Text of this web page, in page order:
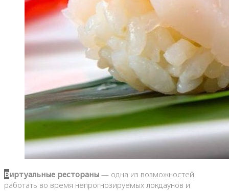
Виртуальные рестораны — одна из возможностей
работать во время непрогнозируемых локдаунов и